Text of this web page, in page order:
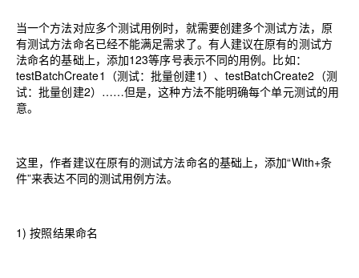
当一个方法对应多个测试用例时，就需要创建多个测试方法，原
有测试方法命名已经不能满足需求了。有人建议在原有的测试方
法命名的基础上，添加123等序号表示不同的用例。比如：
testBatchCreate1 （测试：批量创建1） 、testBatchCreate2 （测
试：批量创建2） ……但是，这种方法不能明确每个单元测试的用
意。
这里，作者建议在原有的测试方法命名的基础上，添加“With+条
件”来表达不同的测试用例方法。
1)按照结果命名